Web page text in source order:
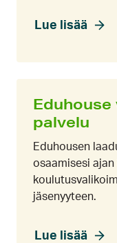
Lue lisää
palvelu
Eduhousen
osaamisesi
jäsenyyteen.
Lue lisää